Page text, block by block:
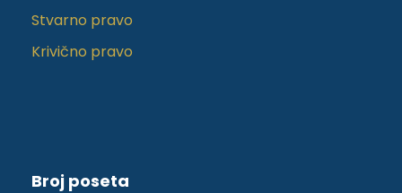
Stvarno pravo
Krivično pravo
Broj poseta